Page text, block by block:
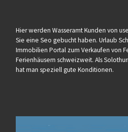
Hier werden Wasseramt Kunden von
Sie eine Seo gebucht haben. Urlaub
Immobilien Portal zum Verkaufen von
Ferienhäusern schweizweit. Als
hat man speziell gute Konditionen.